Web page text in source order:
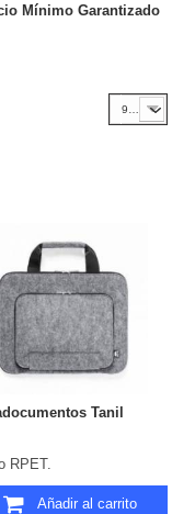
Mínimo Garantizado
Tanil
RPET.
Añadir al carrito